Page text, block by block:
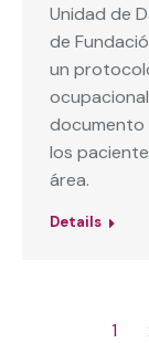
Unidad de
de
un
documento
los
área.
Details
1